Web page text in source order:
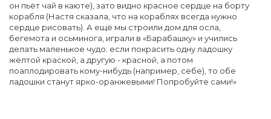
он пьёт чай в каюте), зато видно красное сердце на борту
корабля (Настя сказала, что на кораблях всегда нужно
сердце рисовать). А ещё мы строили дом для осла,
бегемота и осьминога, играли в «Барабашку» и учились
делать маленькое чудо: если покрасить одну ладошку
жёлтой краской, а другую - красной, а потом
поаплодировать кому-нибудь (например, себе), то обе
ладошки станут ярко-оранжевыми! Попробуйте сами!»